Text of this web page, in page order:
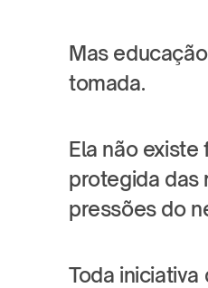
Mas
tomada.
Ela não
protegida das
pressões do
Toda